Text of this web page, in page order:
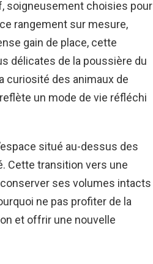
soigneusement choisies pour
rangement sur mesure,
gain de place, cette
délicates de la poussière du
curiosité des animaux de
un mode de vie réfléchi
situé au-dessus des
Cette transition vers une
ses volumes intacts
ne pas profiter de la
et offrir une nouvelle